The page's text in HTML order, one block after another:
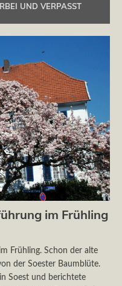
UND VERPASST
im Frühling
Frühling. Schon der alte
der Soester Baumblüte.
Soest und berichtete